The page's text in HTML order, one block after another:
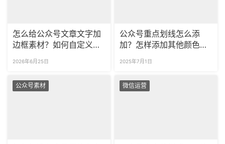
怎么给公众号文章文字加
边框素材？如何自定义文
2026年6月25日
公众号重点划线怎么添
加？怎样添加其他颜色和
2025年7月1日
公众号素材 微信运营